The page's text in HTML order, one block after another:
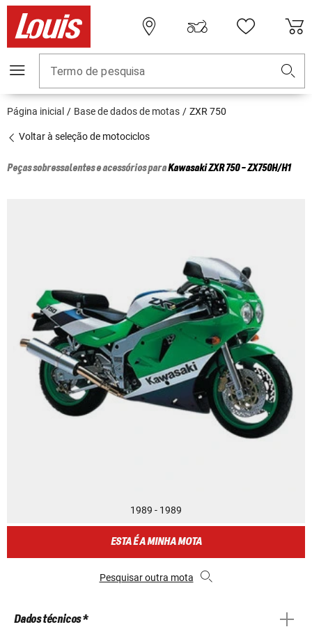
Termo de pesquisa
Página inicial Base de dados de motas ZXR 750
Voltar à seleção de motociclos
Peças sobressalentes e acessórios paraKawasakiZXR 750 - ZX750H/H1
1989 - 1989
ESTA É A MINHA MOTA
Pesquisar outra mota
Dados técnicos *